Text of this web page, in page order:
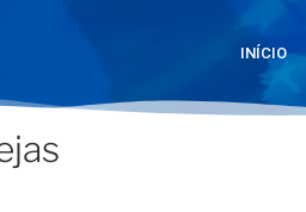
INÍCIO